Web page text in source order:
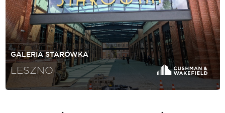
GALERIA STARÓWKA
LESZNO